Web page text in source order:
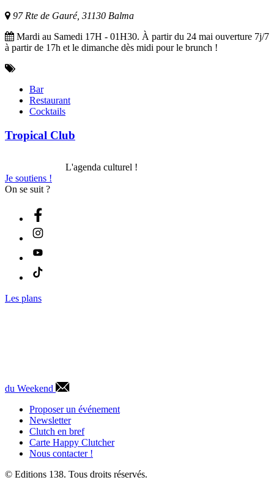
97 Rte de Gauré, 31130 Balma
Mardi au Samedi 17H - 01H30. À partir du 24 mai ouverture 7j/7
à partir de 17h et le dimanche dès midi pour le brunch !
Bar
Restaurant
Cocktails
Tropical Club
L'agenda culturel !
Je soutiens !
On se suit ?
Les plans
du Weekend
Proposer un événement
Newsletter
Clutch en bref
Carte Happy Clutcher
Nous contacter !
© Editions 138. Tous droits réservés.